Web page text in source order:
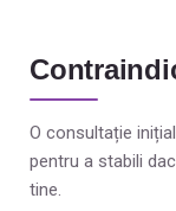
O consultație
pentru a stabili
tine.